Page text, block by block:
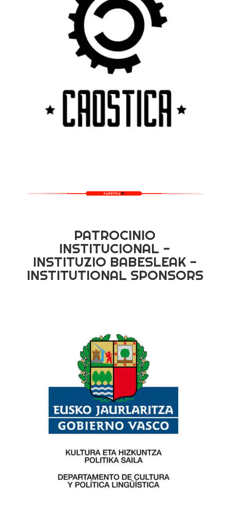
PATROCINIO
INSTITUCIONAL -
INSTITUZIO BABESLEAK -
INSTITUTIONAL SPONSORS